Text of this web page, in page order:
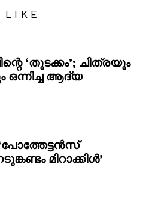
LIKE
‘തുടക്കം’; ചിത്രയും
ആദ്യ
മിറാക്കിൾ’